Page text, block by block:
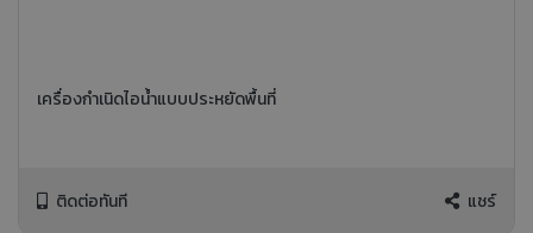
เครื่องกำเนิดไอน้ำแบบประหยัดพื้นที่
ติดต่อทันที แชร์